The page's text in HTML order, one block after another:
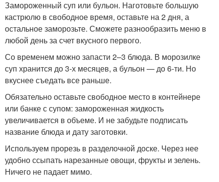
Замороженный суп или бульон. Наготовьте большую
кастрюлю в свободное время, оставьте на 2 дня, а
остальное заморозьте. Сможете разнообразить меню в
любой день за счет вкусного первого.
Со временем можно запасти 2–3 блюда. В морозилке
суп хранится до 3-х месяцев, а бульон — до 6-ти. Но
вкуснее съедать все раньше.
Обязательно оставьте свободное место в контейнере
или банке с супом: замороженная жидкость
увеличивается в объеме. И не забудьте подписать
название блюда и дату заготовки.
Используем прорезь в разделочной доске. Через нее
удобно ссыпать нарезанные овощи, фрукты и зелень.
Ничего не падает мимо.